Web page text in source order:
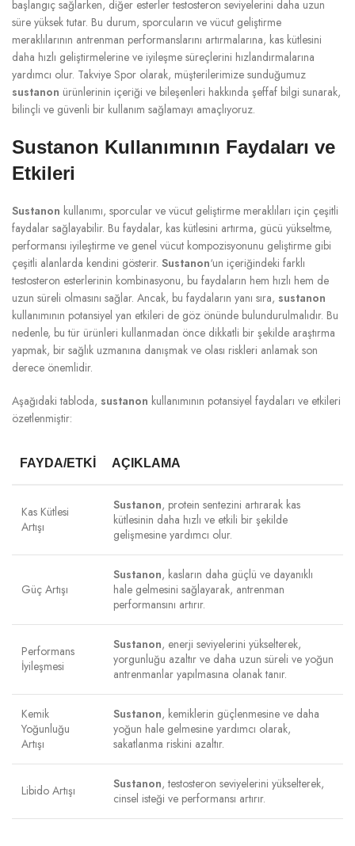
başlangıç sağlarken, diğer esterler testosteron seviyelerini daha uzun
süre yüksek tutar. Bu durum, sporcuların ve vücut geliştirme
meraklılarının antrenman performanslarını artırmalarına, kas kütlesini
daha hızlı geliştirmelerine ve iyileşme süreçlerini hızlandırmalarına
yardımcı olur. Takviye Spor olarak, müşterilerimize sunduğumuz
sustanon ürünlerinin içeriği ve bileşenleri hakkında şeffaf bilgi sunarak,
bilinçli ve güvenli bir kullanım sağlamayı amaçlıyoruz.
Sustanon Kullanımının Faydaları ve
Etkileri
Sustanon kullanımı, sporcular ve vücut geliştirme meraklıları için çeşitli
faydalar sağlayabilir. Bu faydalar, kas kütlesini artırma, gücü yükseltme,
performansı iyileştirme ve genel vücut kompozisyonunu geliştirme gibi
çeşitli alanlarda kendini gösterir. Sustanon‘un içeriğindeki farklı
testosteron esterlerinin kombinasyonu, bu faydaların hem hızlı hem de
uzun süreli olmasını sağlar. Ancak, bu faydaların yanı sıra, sustanon
kullanımının potansiyel yan etkileri de göz önünde bulundurulmalıdır. Bu
nedenle, bu tür ürünleri kullanmadan önce dikkatli bir şekilde araştırma
yapmak, bir sağlık uzmanına danışmak ve olası riskleri anlamak son
derece önemlidir.
Aşağıdaki tabloda, sustanon kullanımının potansiyel faydaları ve etkileri
özetlenmiştir:
FAYDA/ETKI AÇIKLAMA
Kas Kütlesi
Artışı
Sustanon, protein sentezini artırarak kas
kütlesinin daha hızlı ve etkili bir şekilde
gelişmesine yardımcı olur.
Güç Artışı
Sustanon, kasların daha güçlü ve dayanıklı
hale gelmesini sağlayarak, antrenman
performansını artırır.
Performans
İyileşmesi
Sustanon, enerji seviyelerini yükselterek,
yorgunluğu azaltır ve daha uzun süreli ve yoğun
antrenmanlar yapılmasına olanak tanır.
Kemik
Yoğunluğu
Artışı
Sustanon, kemiklerin güçlenmesine ve daha
yoğun hale gelmesine yardımcı olarak,
sakatlanma riskini azaltır.
Libido Artışı Sustanon, testosteron seviyelerini yükselterek,
cinsel isteği ve performansı artırır.